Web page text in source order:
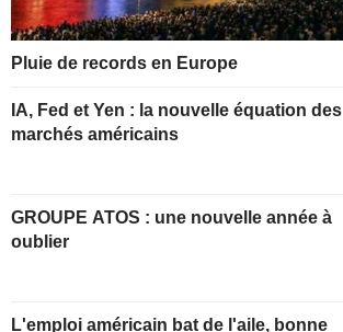
Pluie de records en Europe
IA, Fed et Yen : la nouvelle équation des
marchés américains
GROUPE ATOS : une nouvelle année à
oublier
L'emploi américain bat de l'aile, bonne